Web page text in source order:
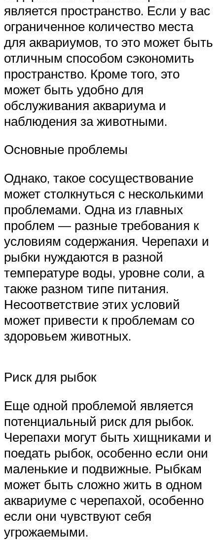
является пространство. Если у вас
ограниченное количество места
для аквариумов, то это может быть
отличным способом сэкономить
пространство. Кроме того, это
может быть удобно для
обслуживания аквариума и
наблюдения за животными.
Основные проблемы
Однако, такое сосуществование
может столкнуться с несколькими
проблемами. Одна из главных
проблем — разные требования к
условиям содержания. Черепахи и
рыбки нуждаются в разной
температуре воды, уровне соли, а
также разном типе питания.
Несоответствие этих условий
может привести к проблемам со
здоровьем животных.
Риск для рыбок
Еще одной проблемой является
потенциальный риск для рыбок.
Черепахи могут быть хищниками и
поедать рыбок, особенно если они
маленькие и подвижные. Рыбкам
может быть сложно жить в одном
аквариуме с черепахой, особенно
если они чувствуют себя
угрожаемыми.